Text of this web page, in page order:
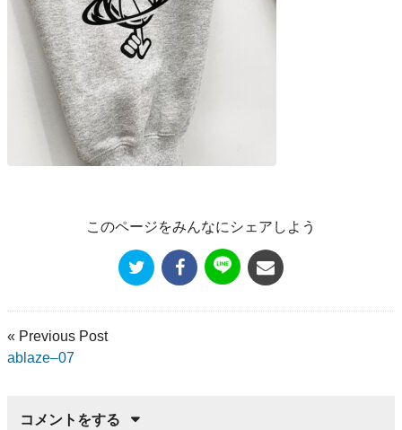
このページをみんなにシェアしよう
« Previous Post
ablaze–07
コメントをする